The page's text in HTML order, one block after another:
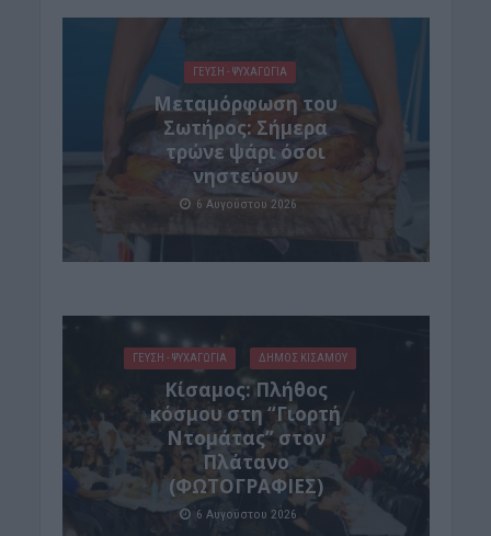
ΓΕΎΣΗ - ΨΥΧΑΓΩΓΊΑ
Μεταμόρφωση του
Σωτήρος: Σήμερα
τρώνε ψάρι όσοι
νηστεύουν
6 Αυγούστου 2026
ΓΕΎΣΗ - ΨΥΧΑΓΩΓΊΑ ΔΉΜΟΣ ΚΙΣΆΜΟΥ
Κίσαμος: Πλήθος
κόσμου στη “Γιορτή
Ντομάτας” στον
Πλάτανο
(ΦΩΤΟΓΡΑΦΙΕΣ)
6 Αυγούστου 2026